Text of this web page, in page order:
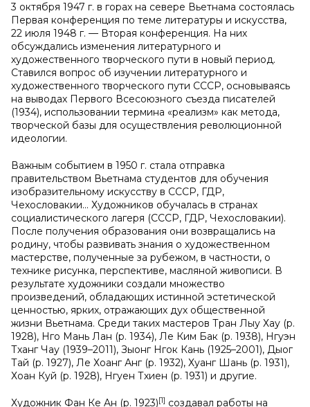
3 октября 1947 г. в горах на севере Вьетнама состоялась
Первая конференция по теме литературы и искусства,
22 июля 1948 г. — Вторая конференция. На них
обсуждались изменения литературного и
художественного творческого пути в новый период.
Ставился вопрос об изучении литературного и
художественного творческого пути СССР, основываясь
на выводах Первого Всесоюзного съезда писателей
(1934), использовании термина «реализм» как метода,
творческой базы для осуществления революционной
идеологии.
Важным событием в 1950 г. стала отправка
правительством Вьетнама студентов для обучения
изобразительному искусству в СССР, ГДР,
Чехословакии... Художников обучалась в странах
социалистического лагеря (СССР, ГДР, Чехословакии).
После получения образования они возвращались на
родину, чтобы развивать знания о художественном
мастерстве, полученные за рубежом, в частности, о
технике рисунка, перспективе, масляной живописи. В
результате художники создали множество
произведений, обладающих истинной эстетической
ценностью, ярких, отражающих дух общественной
жизни Вьетнама. Среди таких мастеров Тран Лыу Хау (р.
1928), Нго Мань Лан (р. 1934), Ле Ким Бак (р. 1938), Нгуэн
Тханг Чау (1939–2011), Зыонг Нгок Кань (1925–2001), Дыог
Тай (р. 1927), Ле Хоанг Анг (р. 1932), Хуанг Шань (р. 1931),
Хоан Куй (р. 1928), Нгуен Тхиен (р. 1931) и другие.
Художник Фан Ке Aн (р. 1923)[1] cоздавал работы на